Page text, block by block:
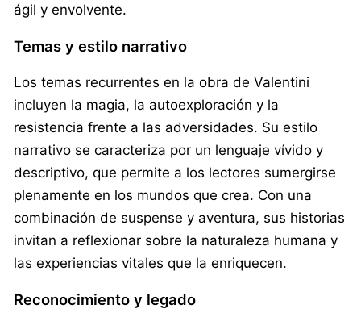
ágil y envolvente.
Temas y estilo narrativo
Los temas recurrentes en la obra de Valentini
incluyen la magia, la autoexploración y la
resistencia frente a las adversidades. Su estilo
narrativo se caracteriza por un lenguaje vívido y
descriptivo, que permite a los lectores sumergirse
plenamente en los mundos que crea. Con una
combinación de suspense y aventura, sus historias
invitan a reflexionar sobre la naturaleza humana y
las experiencias vitales que la enriquecen.
Reconocimiento y legado